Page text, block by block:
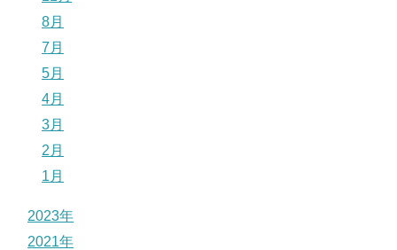
8月
7月
5月
4月
3月
2月
1月
2023年
2021年